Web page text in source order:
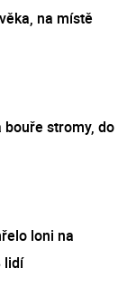
na místě
bouře stromy, do
loni na
lidí